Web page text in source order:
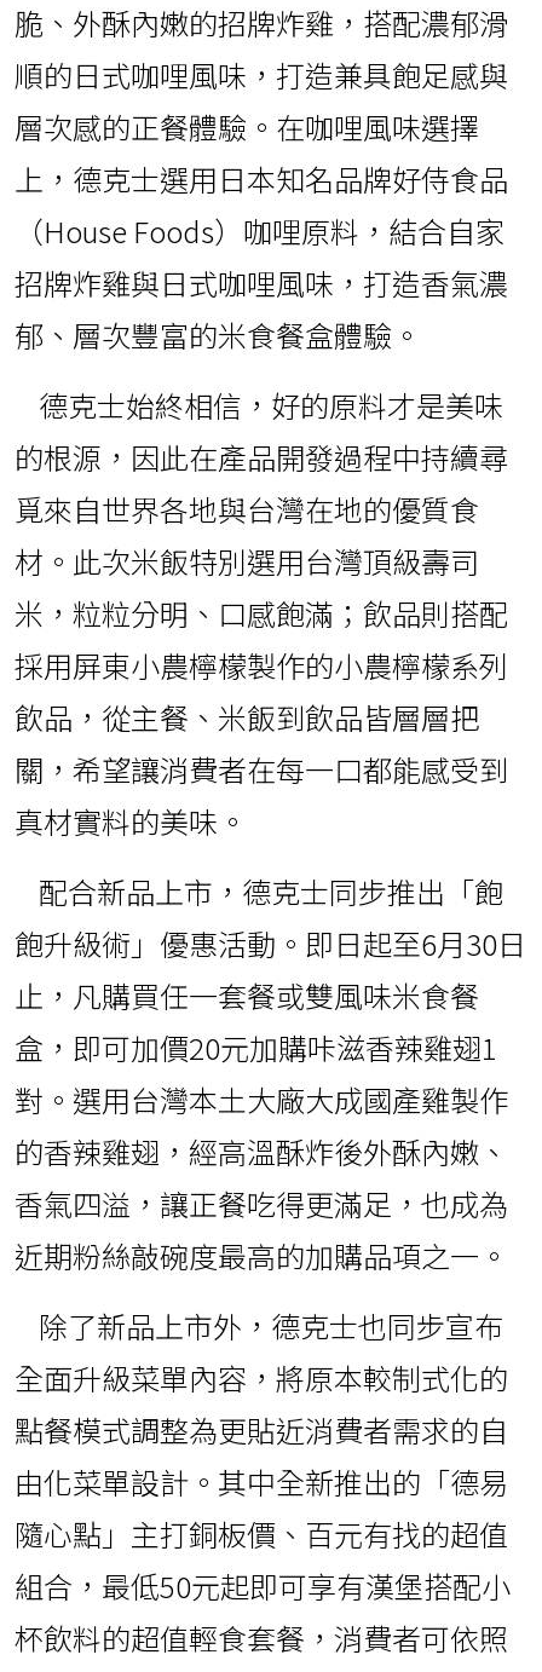
脆、外酥內嫩的招牌炸雞，搭配濃郁滑
順的日式咖哩風味，打造兼具飽足感與
層次感的正餐體驗。在咖哩風味選擇
上，德克士選用日本知名品牌好侍食品
（House Foods）咖哩原料，結合自家
招牌炸雞與日式咖哩風味，打造香氣濃
郁、層次豐富的米食餐盒體驗。
德克士始終相信，好的原料才是美味
的根源，因此在產品開發過程中持續尋
覓來自世界各地與台灣在地的優質食
材。此次米飯特別選用台灣頂級壽司
米，粒粒分明、口感飽滿；飲品則搭配
採用屏東小農檸檬製作的小農檸檬系列
飲品，從主餐、米飯到飲品皆層層把
關，希望讓消費者在每一口都能感受到
真材實料的美味。
配合新品上市，德克士同步推出「飽
飽升級術」優惠活動。即日起至6月30日
止，凡購買任一套餐或雙風味米食餐
盒，即可加價20元加購咔滋香辣雞翅1
對。選用台灣本土大廠大成國產雞製作
的香辣雞翅，經高溫酥炸後外酥內嫩、
香氣四溢，讓正餐吃得更滿足，也成為
近期粉絲敲碗度最高的加購品項之一。
除了新品上市外，德克士也同步宣布
全面升級菜單內容，將原本較制式化的
點餐模式調整為更貼近消費者需求的自
由化菜單設計。其中全新推出的「德易
隨心點」主打銅板價、百元有找的超值
組合，最低50元起即可享有漢堡搭配小
杯飲料的超值輕食套餐，消費者可依照